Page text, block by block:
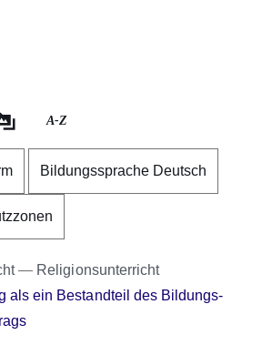
A-Z
Bildungssprache Deutsch
Religionsunterricht
als ein Bestandteil des Bildungs-